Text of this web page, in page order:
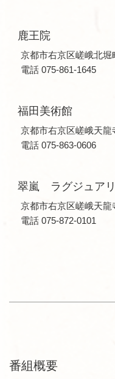
鹿王院
京都市右京区嵯峨北堀
電話 075-861-1645
福田美術館
京都市右京区嵯峨天龍
電話 075-863-0606
翠嵐 ラグジュア
京都市右京区嵯峨天龍
電話 075-872-0101
番組概要